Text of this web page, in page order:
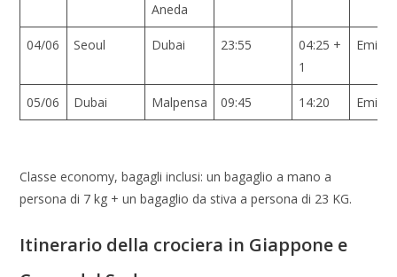
Aneda
04/06 Seoul Dubai 23:55
04:25 +
1
05/06 Dubai Malpensa 09:45 14:20
Classe economy, bagagli inclusi: un bagaglio a mano a
persona di 7 kg + un bagaglio da stiva a persona di 23 KG.
Itinerario della crociera in Giappone e